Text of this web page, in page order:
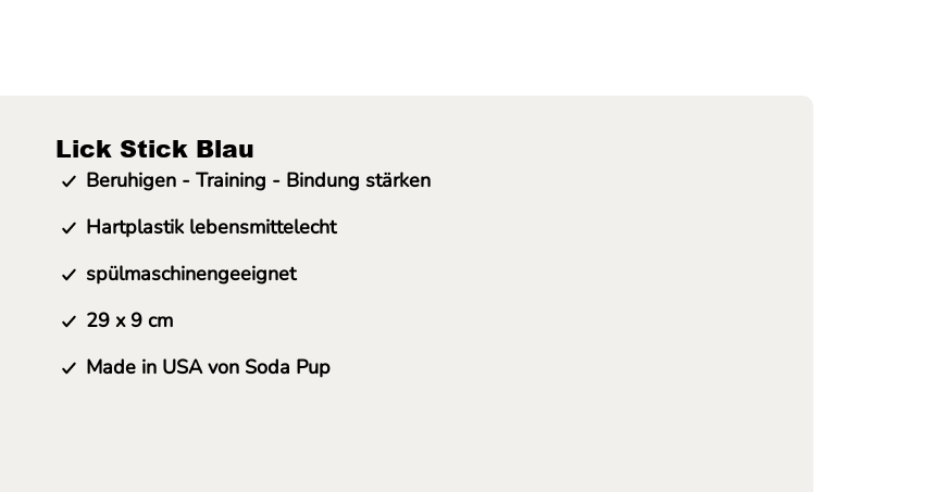
Lick Stick Blau
Beruhigen - Training - Bindung stärken
Hartplastik lebensmittelecht
spülmaschinengeeignet
29 x 9 cm
Made in USA von Soda Pup